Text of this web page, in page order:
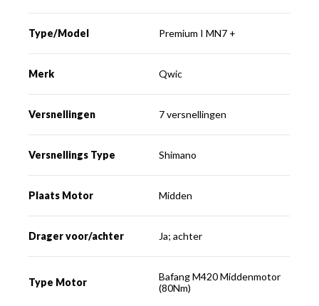
Type/Model Premium I MN7 +
Merk Qwic
Versnellingen 7 versnellingen
Versnellings Type Shimano
Plaats Motor Midden
Drager voor/achter Ja; achter
Type Motor
Bafang M420 Middenmotor
(80Nm)